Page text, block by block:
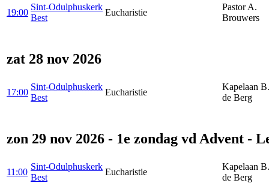
19:00
Sint-Odulphuskerk
Best
Eucharistie
Pastor A.
Brouwers
zat 28 nov 2026
17:00
Sint-Odulphuskerk
Best
Eucharistie
Kapelaan
de Berg
zon 29 nov 2026 - 1e zondag vd Advent -
11:00
Sint-Odulphuskerk
Best
Eucharistie
Kapelaan
de Berg